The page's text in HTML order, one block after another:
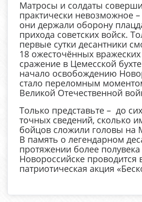
Матросы и солдаты
практически невозможное
они держали оборону
прихода советских войск.
первые сутки десантники
18 ожесточённых вражеских
сражение в Цемесской
начало освобождению
стало переломным
Великой Отечественной
Только представьте – до
точных сведений, сколько
бойцов сложили головы на
В память о легендарном
протяжении более полувека
Новороссийске проводится
патриотическая акция